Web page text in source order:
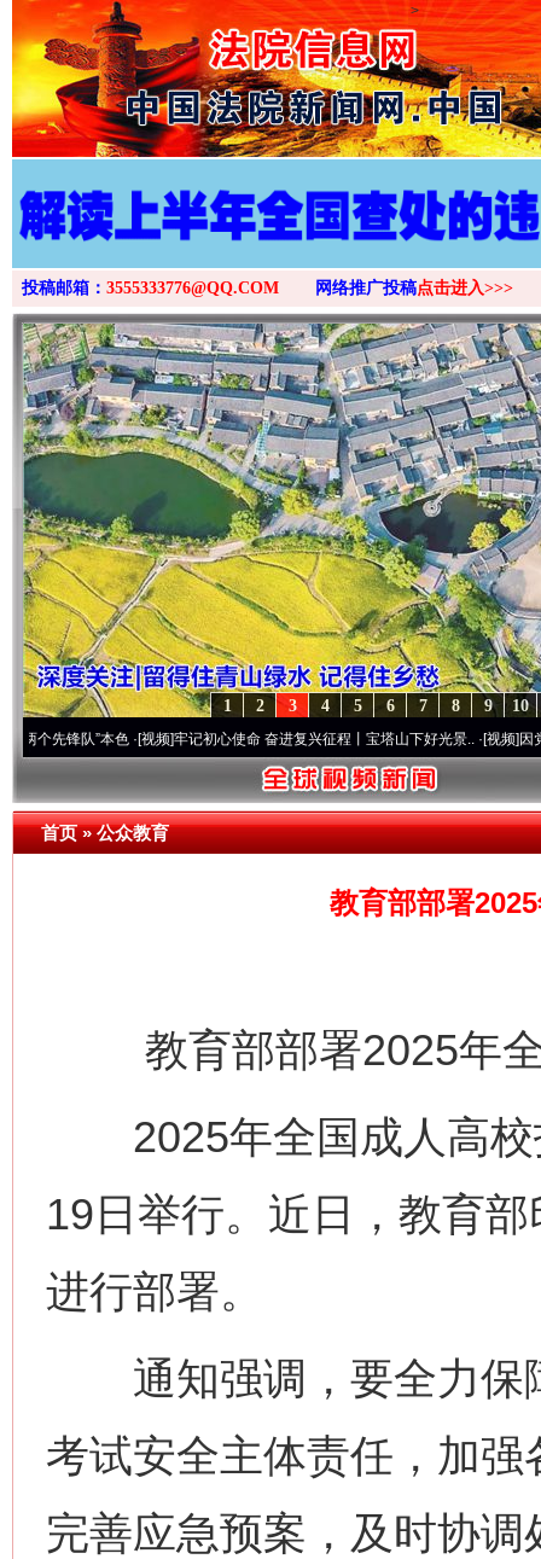
>
投稿邮箱： 3555333776@QQ.COM 网络推广投稿点击进入>>>
10
9
8
7
6
5
4
3
2
1
队”本色·[视频]牢记初心使命 奋进复兴征程丨宝塔山下好光景..·[视频]因党而生 为
首页»公众教育
教育部部署
教育部部署2025年全
2025年全国成人高校
19日举行。近日，教育
进行部署。
通知强调，要全力保
考试安全主体责任，加
完善应急预案，及时协